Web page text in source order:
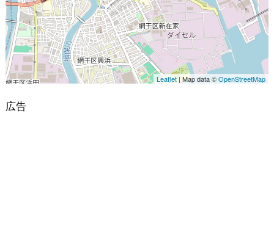
Leaflet| Map data ©OpenStreetMap
広告